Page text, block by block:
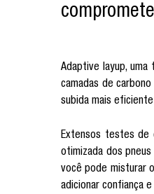
Adaptive layup,
camadas de
subida mais
Extensos testes de
otimizada dos
você pode misturar
adicionar confiança